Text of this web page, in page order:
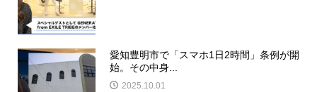
愛知豊明市で「スマホ1日2時間」条例が開
始。その中身...
2025.10.01